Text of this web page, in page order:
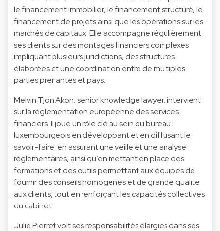
le financement immobilier, le financement structuré, le
financement de projets ainsi que les opérations sur les
marchés de capitaux. Elle accompagne régulièrement
ses clients sur des montages financiers complexes
impliquant plusieurs juridictions, des structures
élaborées et une coordination entre de multiples
parties prenantes et pays.
Melvin Tjon Akon, senior knowledge lawyer, intervient
sur la réglementation européenne des services
financiers. Il joue un rôle clé au sein du bureau
luxembourgeois en développant et en diffusant le
savoir-faire, en assurant une veille et une analyse
réglementaires, ainsi qu’en mettant en place des
formations et des outils permettant aux équipes de
fournir des conseils homogènes et de grande qualité
aux clients, tout en renforçant les capacités collectives
du cabinet.
Julie Pierret voit ses responsabilités élargies dans ses